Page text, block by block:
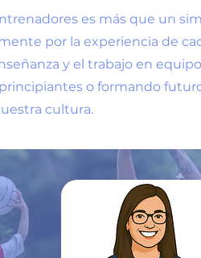
es más que un
por la experiencia de
y el trabajo en
o formando
cultura.